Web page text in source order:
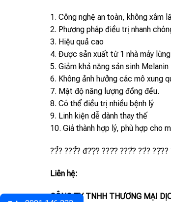
1. Công nghệ an toàn, không xâm
2. Phương pháp điều trị nhanh
3. Hiệu quả cao
4. Được sản xuất từ 1 nhà máy
5. Giảm khả năng sản sinh Melanin
6. Không ảnh hưởng các mô xung
7. Mật độ năng lượng đồng đều.
8. Có thể điều trị nhiều bệnh lý
9. Linh kiện dễ dành thay thế
10. Giá thành hợp lý, phù hợp cho
??̉? ???̂̉? đ?̛?̛̣? ???̂? ???̂́? ??́?
Liên hệ:
CÔNG TY TNHH THƯƠNG MẠI